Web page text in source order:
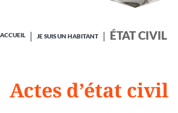
ACCUEIL JE SUIS UN HABITANT ÉTAT CIVIL
Actes d’état civil